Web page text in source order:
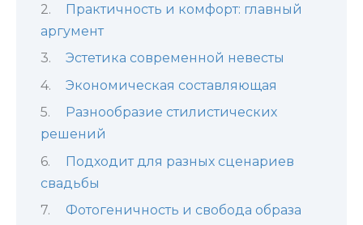
Практичность и комфорт: главный
аргумент
Эстетика современной невесты
Экономическая составляющая
Разнообразие стилистических
решений
Подходит для разных сценариев
свадьбы
Фотогеничность и свобода образа